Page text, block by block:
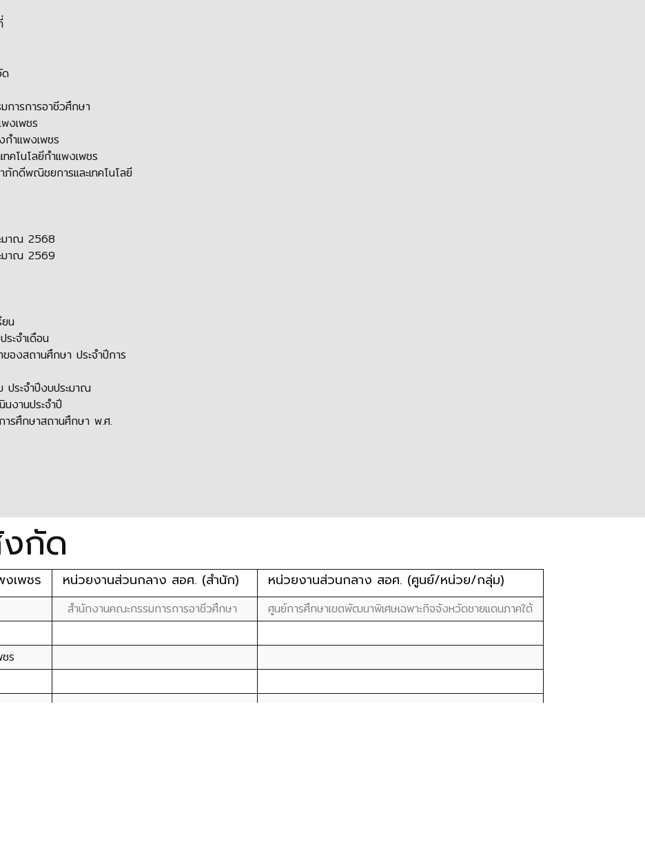
การการอาชีวศึกษา
งเพชร
กำแพงเพชร
ทคโนโลยีกำแพงเพชร
ภักดีพณิชยการและเทคโนโลยี
มาณ 2568
มาณ 2569
น
ะจำเดือน
องสถานศึกษา ประจำปีการ
ประจำปีงบประมาณ
นงานประจำปี
รศึกษาสถานศึกษา พ.ศ.
กัด
เพชร หน่วยงานส่วนกลาง สอศ. (สำนัก) หน่วยงานส่วนกลาง สอศ. (ศูนย์/หน่วย/กลุ่ม)
สำนักงานคณะกรรมการการอาชีวศึกษา
ศูนย์การศึกษาเขตพัฒนาพิเศษเฉพาะกิจจังหวัดชายแดนภาคใต้
ร